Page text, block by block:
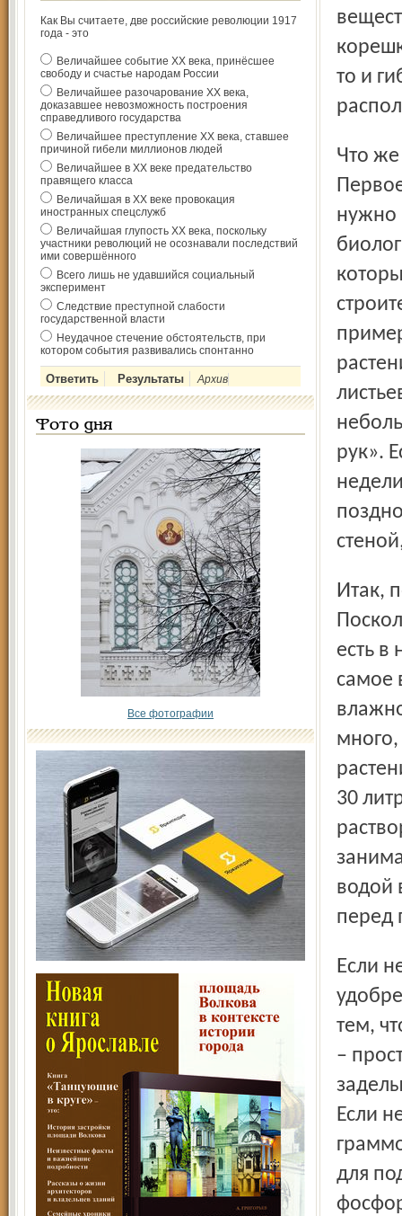
Как Вы считаете, две российские революции 1917
года - это
Величайшее событие ХХ века, принёсшее
свободу и счастье народам России
Величайшее разочарование ХХ века,
доказавшее невозможность построения
справедливого государства
Величайшее преступление ХХ века, ставшее
причиной гибели миллионов людей
Величайшее в ХХ веке предательство
правящего класса
Величайшая в ХХ веке провокация
иностранных спецслужб
Величайшая глупость ХХ века, поскольку
участники революций не осознавали последствий
ими совершённого
Всего лишь не удавшийся социальный
эксперимент
Следствие преступной слабости
государственной власти
Неудачное стечение обстоятельств, при
котором события развивались спонтанно
Архив
Фото дня
Все фотографии
то и
Что
нужно
рук».
Итак, подкормка! Главный вопрос – чем кормить?
есть в
самое
много,
30
водой
перед
Если нет помёта, работаем с минеральными
тем,
–
Если
для